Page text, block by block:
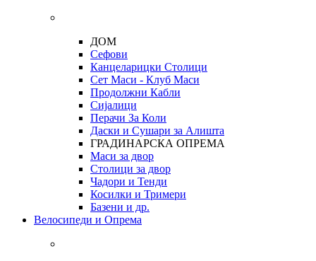
ДОМ
Сефови
Канцеларицки Столици
Сет Маси - Клуб Маси
Продолжни Кабли
Сијалици
Перачи За Коли
Даски и Сушари за Алишта
ГРАДИНАРСКА ОПРЕМА
Маси за двор
Столици за двор
Чадори и Тенди
Косилки и Тримери
Базени и др.
Велосипеди и Опрема